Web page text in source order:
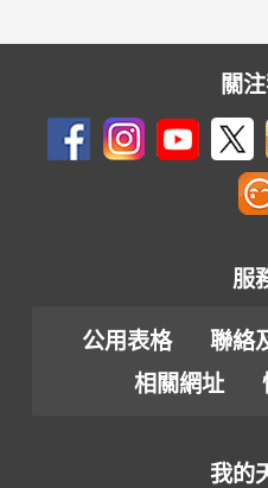
關
服
公用表格 聯絡
相關網址
我的